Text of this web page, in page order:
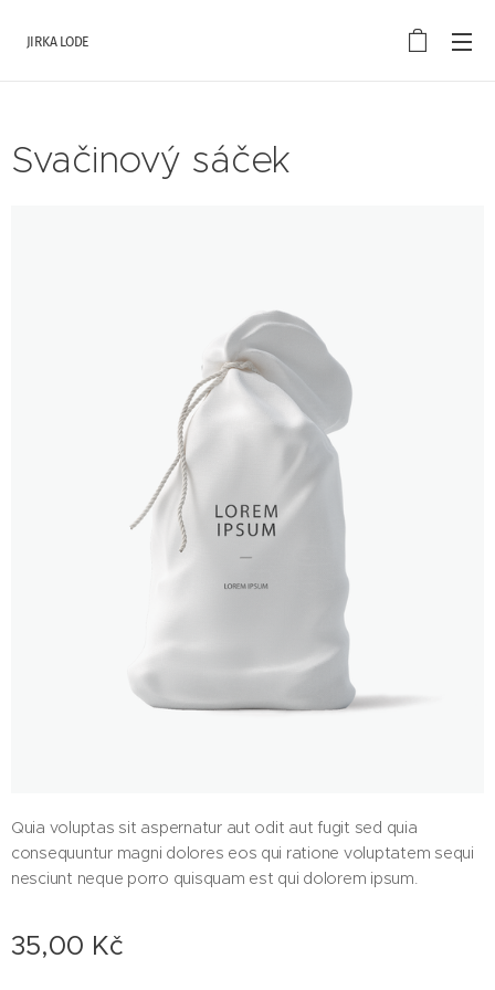
JIRKA LODE
Svačinový sáček
Quia voluptas sit aspernatur aut odit aut fugit sed quia
consequuntur magni dolores eos qui ratione voluptatem sequi
nesciunt neque porro quisquam est qui dolorem ipsum.
35,00 Kč